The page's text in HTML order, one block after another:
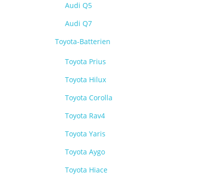
Audi Q5
Audi Q7
Toyota-Batterien
Toyota Prius
Toyota Hilux
Toyota Corolla
Toyota Rav4
Toyota Yaris
Toyota Aygo
Toyota Hiace